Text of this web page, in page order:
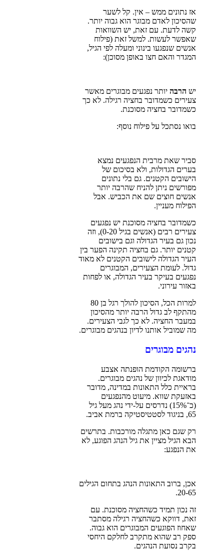
אז נתונים ממש – אין. קל לשער
שהסיכון לאדם מבוגר הוא גבוה יותר.
קשה לדעת. עם זאת, יש השוואות
שאפשר לעשות. למשל זאת (פילוח
אנשים שנפגעו בינוני ומעלה לפי הגיל,
המגדר והאם חצו באופן מסוכן):
יש הרבה יותר נפגעים מבוגרים מאשר
צעירים כשמדובר בחציה רגילה. לא כך
כשמדובר בחציה מסוכנת.
בואו נסתכל על פילוח נוסף:
סביר שאת מרבית הנפגעים נמצא
בערים הגדולות, ולא בסיכום של
הישובים הקטנים. גם בלי נתונים
מפורשים ניתן להניח שהרבה יותר
אנשים חוצים שם את הכביש. אבל
הפילוח מעניין.
כשמדובר בחציה מסוכנת יש נפגעים
צעירים רבים (אנשים בגיל 0-20), וזה
נכון גם בעיר הגדולה וגם בישובים
קטנים יותר. גם בחציה תקינה הפער בין
העיר הגדולה לישובים הקטנים לא מאוד
גדול. לעומת הצעירים, המבוגרים
נפגעים בעיקר בעיר הגדולה, או לפחות
באזור עירוני.
למרות הכל, הסיכון להולך רגל בן 80
מהתקף לב גדול הרבה יותר מהסיכון
במעבר החציה. לא כך לגבי הצעירים.
מה שמוביל אותנו לדיון בנהגים מבוגרים.
נהגים מבוגרים
ברשומה הקודמת הופנתה אצבע
מודאגת לכיוון של נהגים מבוגרים.
בראיית כלל התאונות במדינה, מדובר
באזעקת שווא. מיעוט מהנפגעים
(כ־15%) נדרסים על-ידי נהג מעל גיל
65, בניגוד לסטטיסטיקה ברמת אביב.
רק שגם כאן מתגלה מורכבות. בתרשים
הבא הגיל מציין את גיל הנהג הפוגע, לא
את הנפגע:
אכן, ברוב התאונות הנהג בתחום הגילים
20-65.
זה נכון תמיד כשהחציה מסוכנת. עם
זאת, דווקא כשהחציה רגילה מסתבר
שאחוז הפוגעים המבוגרים הוא גבוה.
ספק רב שהוא מתקרב לחלקם היחסי
בקרב נסועת הנהגים.